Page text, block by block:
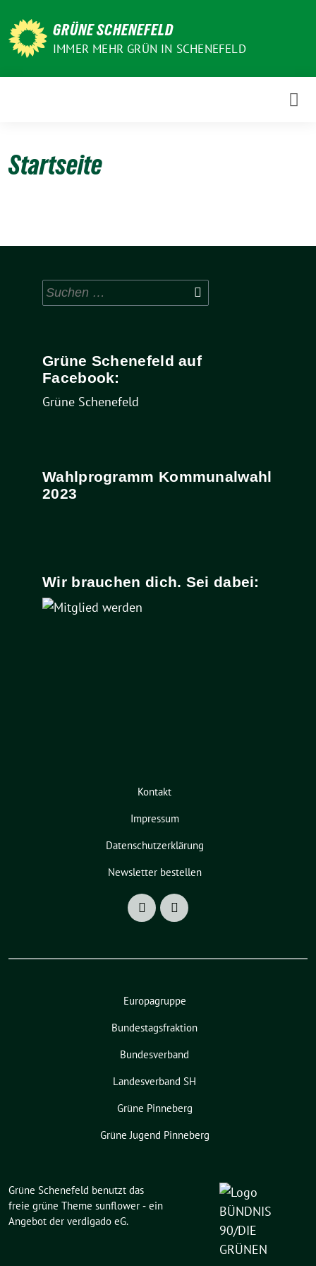
zum
Inhalt
GRÜNE SCHENEFELD
IMMER MEHR GRÜN IN SCHENEFELD
Startseite
Suchen
nach:
Grüne Schenefeld auf
Facebook:
Grüne Schenefeld
Wahlprogramm Kommunalwahl
2023
Wir brauchen dich. Sei dabei:
Kontakt
Impressum
Datenschutzerklärung
Newsletter bestellen
Europagruppe
Bundestagsfraktion
Bundesverband
Landesverband SH
Grüne Pinneberg
Grüne Jugend Pinneberg
Grüne Schenefeld benutzt das
freie grüne Theme sunflower ‐ ein
Angebot der verdigado eG.